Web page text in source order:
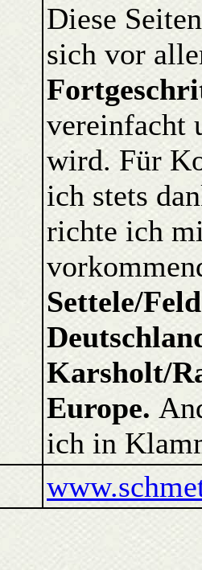
Diese
sich vor
vereinfacht
wird. Für
ich stets
richte ich
Settele/
Karsholt/
Europe.
ich in